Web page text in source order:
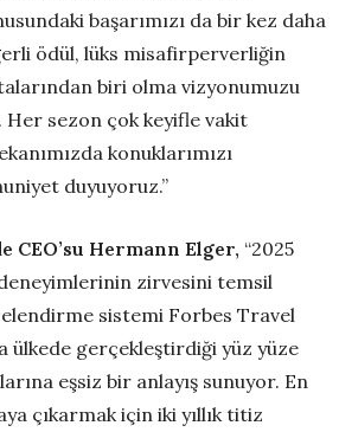
başarımızı da bir kez daha
ödül, lüks misafirperverliğin
biri olma vizyonumuzu
sezon çok keyifle vakit
konuklarımızı
duyuyoruz.”
CEO’su Hermann Elger, “2025
zirvesini temsil
sistemi Forbes Travel
ülkede gerçekleştirdiği yüz yüze
eşsiz bir anlayış sunuyor. En
çıkarmak için iki yıllık titiz